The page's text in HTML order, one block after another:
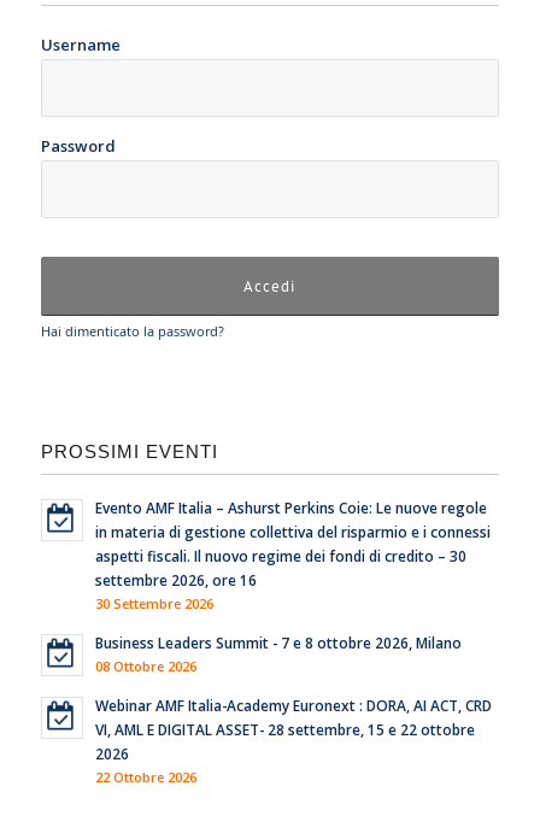
Username
Password
Hai dimenticato la password?
PROSSIMI EVENTI
Evento AMF Italia – Ashurst Perkins Coie: Le nuove regole
in materia di gestione collettiva del risparmio e i connessi
aspetti fiscali. Il nuovo regime dei fondi di credito – 30
settembre 2026, ore 16
30 Settembre 2026
Business Leaders Summit - 7 e 8 ottobre 2026, Milano
08 Ottobre 2026
Webinar AMF Italia-Academy Euronext : DORA, AI ACT, CRD
VI, AML E DIGITAL ASSET- 28 settembre, 15 e 22 ottobre
2026
22 Ottobre 2026